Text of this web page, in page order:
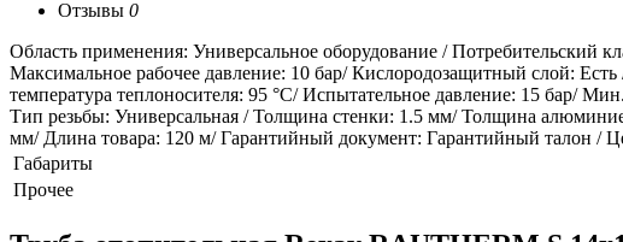
Отзывы 0
Область применения: Универсальное оборудование / Потребительский
Максимальное рабочее давление: 10 бар/ Кислородозащитный слой:
температура теплоносителя: 95 °С/ Испытательное давление: 15 бар/
Тип резьбы: Универсальная / Толщина стенки: 1.5 мм/ Толщина
мм/ Длина товара: 120 м/ Гарантийный документ: Гарантийный талон /
Габариты
Прочее